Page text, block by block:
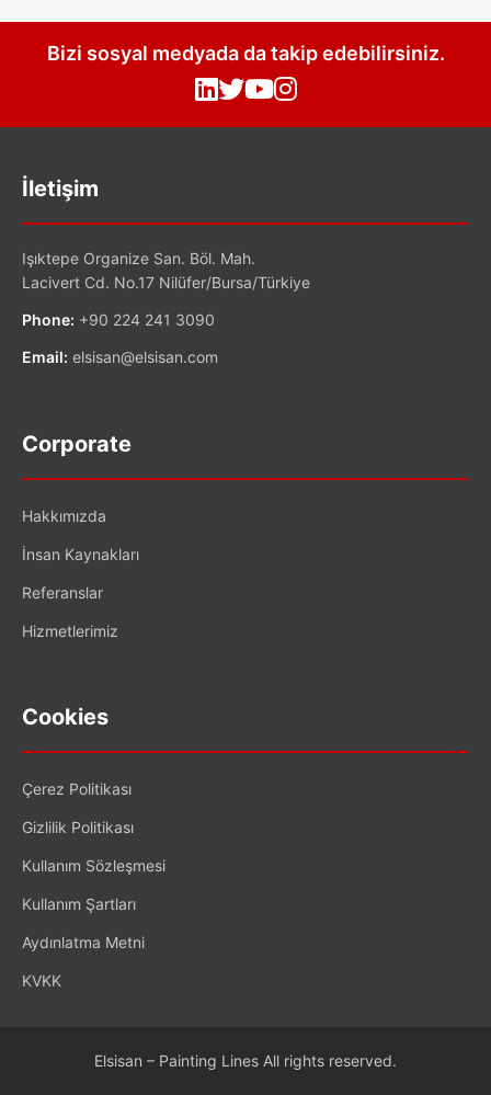
Bizi sosyal medyada da takip edebilirsiniz.
İletişim
Işıktepe Organize San. Böl. Mah.
Lacivert Cd. No.17 Nilüfer/Bursa/Türkiye
Phone: +90 224 241 3090
Email: elsisan@elsisan.com
Corporate
Hakkımızda
İnsan Kaynakları
Referanslar
Hizmetlerimiz
Cookies
Çerez Politikası
Gizlilik Politikası
Kullanım Sözleşmesi
Kullanım Şartları
Aydınlatma Metni
KVKK
Elsisan – Painting Lines All rights reserved.